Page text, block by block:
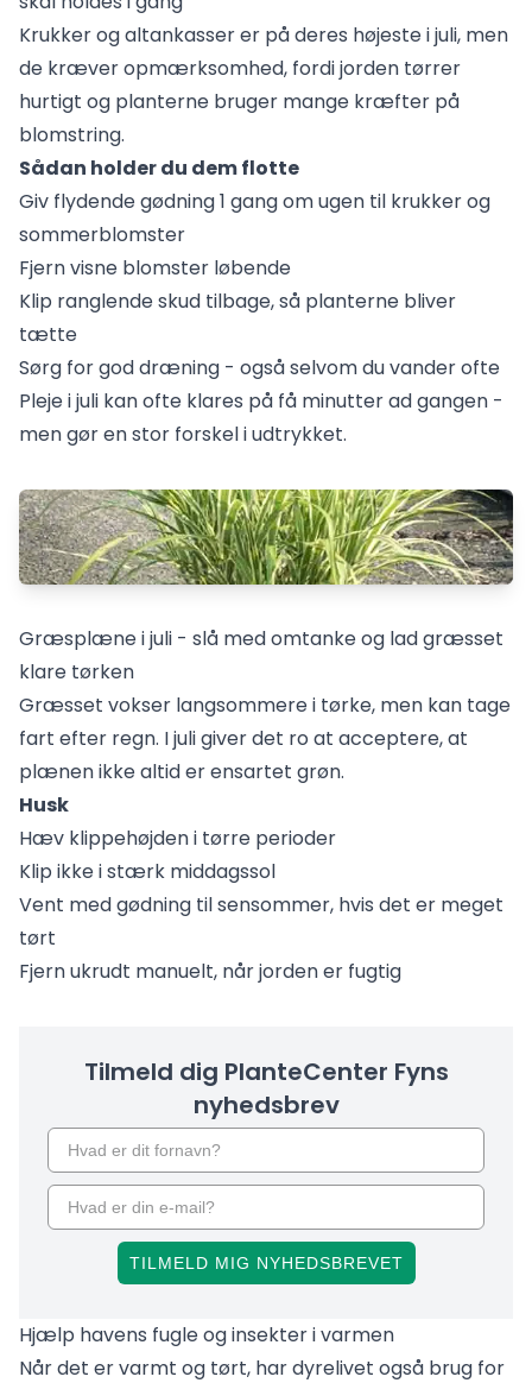
Krukker og altankasser er på deres højeste i juli, men
de kræver opmærksomhed, fordi jorden tørrer
hurtigt og planterne bruger mange kræfter på
blomstring.
Sådan holder du dem flotte
Giv flydende gødning 1 gang om ugen til krukker og
sommerblomster
Fjern visne blomster løbende
Klip ranglende skud tilbage, så planterne bliver
tætte
Sørg for god dræning - også selvom du vander ofte
Pleje i juli kan ofte klares på få minutter ad gangen -
men gør en stor forskel i udtrykket.
Græsplæne i juli - slå med omtanke og lad græsset
klare tørken
Græsset vokser langsommere i tørke, men kan tage
fart efter regn. I juli giver det ro at acceptere, at
plænen ikke altid er ensartet grøn.
Husk
Hæv klippehøjden i tørre perioder
Klip ikke i stærk middagssol
Vent med gødning til sensommer, hvis det er meget
tørt
Fjern ukrudt manuelt, når jorden er fugtig
Tilmeld dig PlanteCenter Fyns
nyhedsbrev
TILMELD MIG NYHEDSBREVET
Hjælp havens fugle og insekter i varmen
Når det er varmt og tørt, har dyrelivet også brug for